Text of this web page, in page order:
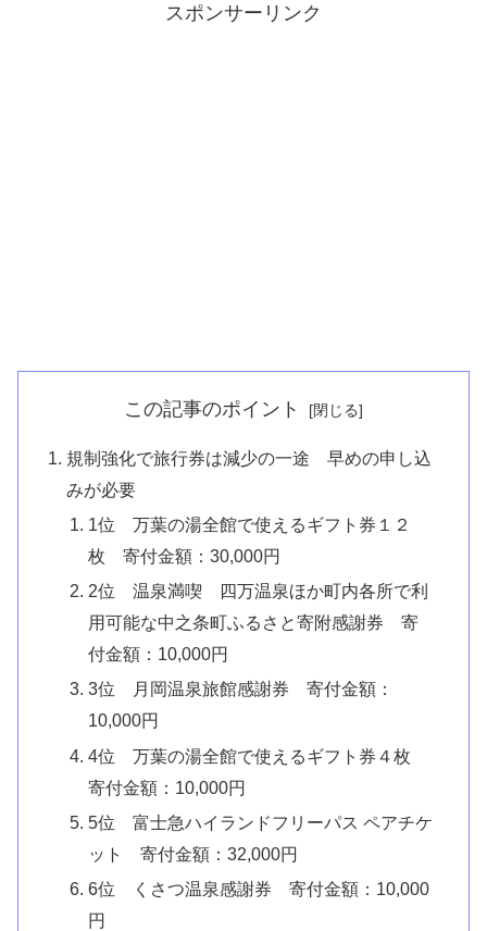
スポンサーリンク
この記事のポイント
規制強化で旅行券は減少の一途 早めの申し込
みが必要
1位 万葉の湯全館で使えるギフト券１２
枚 寄付金額：30,000円
2位 温泉満喫 四万温泉ほか町内各所で利
用可能な中之条町ふるさと寄附感謝券 寄
付金額：10,000円
3位 月岡温泉旅館感謝券 寄付金額：
10,000円
4位 万葉の湯全館で使えるギフト券４枚
寄付金額：10,000円
5位 富士急ハイランドフリーパス ペアチケ
ット 寄付金額：32,000円
6位 くさつ温泉感謝券 寄付金額：10,000
円